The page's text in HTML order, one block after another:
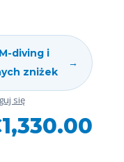
diving i
zniżek
→
się
1,330.00